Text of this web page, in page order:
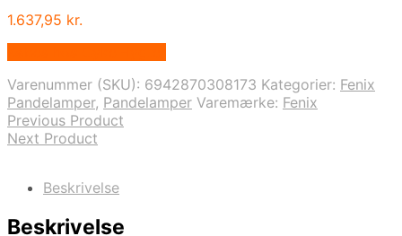
1.637,95 kr.
Varenummer (SKU): 6942870308173 Kategorier: Fenix
Pandelamper, Pandelamper Varemærke: Fenix
Previous Product
Next Product
Beskrivelse
Beskrivelse